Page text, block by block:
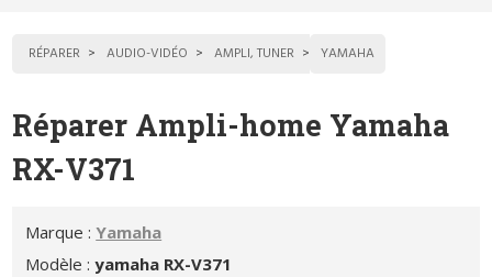
RÉPARER AUDIO-VIDÉO AMPLI, TUNER YAMAHA
Réparer Ampli-home Yamaha
RX-V371
Marque :Yamaha
Modèle :yamaha RX-V371